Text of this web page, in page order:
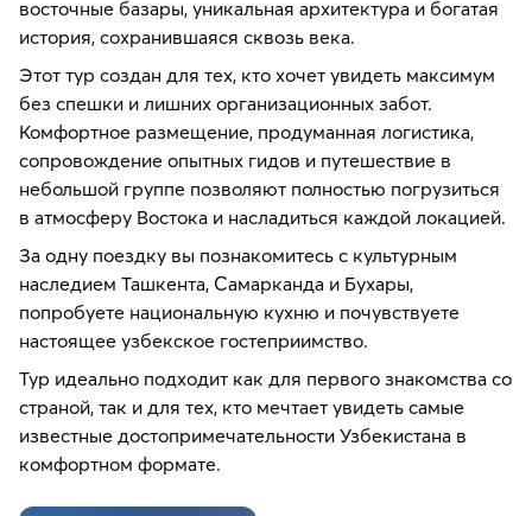
восточные базары, уникальная архитектура и богатая
история, сохранившаяся сквозь века.
Этот тур создан для тех, кто хочет увидеть максимум
без спешки и лишних организационных забот.
Комфортное размещение, продуманная логистика,
сопровождение опытных гидов и путешествие в
небольшой группе позволяют полностью погрузиться
в атмосферу Востока и насладиться каждой локацией.
За одну поездку вы познакомитесь с культурным
наследием Ташкента, Самарканда и Бухары,
попробуете национальную кухню и почувствуете
настоящее узбекское гостеприимство.
Тур идеально подходит как для первого знакомства со
страной, так и для тех, кто мечтает увидеть самые
известные достопримечательности Узбекистана в
комфортном формате.